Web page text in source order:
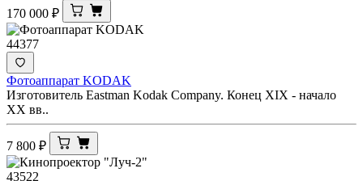
170 000 ₽
44377
Фотоаппарат KODAK
Изготовитель Eastman Kodak Company. Конец XIX - начало
XX вв..
7 800 ₽
43522